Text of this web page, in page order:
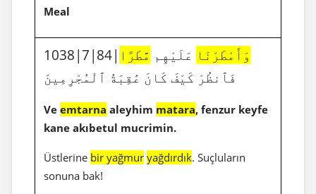
Meal
1038|7|84| وَأَمْطَرْنَا عَلَيْهِم مَّطَرًا
فَٱنظُرْ كَيْفَ كَانَ عَٰقِبَةُ ٱلْمُجْرِمِينَ
Ve emtarna aleyhim matara, fenzur keyfe
kane akıbetul mucrimin.
Üstlerine bir yağmur yağdırdık. Suçluların
sonuna bak!